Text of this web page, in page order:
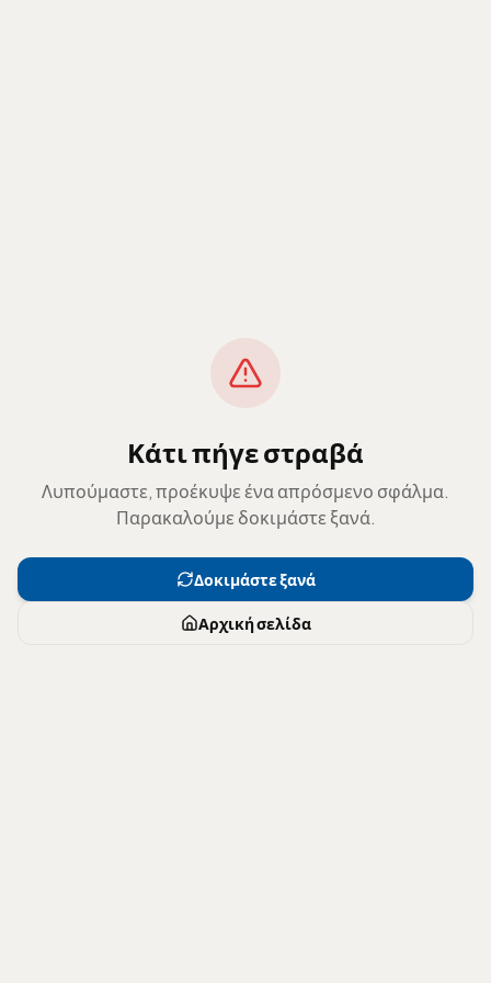
Κάτι πήγε στραβά
Λυπούμαστε, προέκυψε ένα απρόσμενο σφάλμα.
Παρακαλούμε δοκιμάστε ξανά.
Δοκιμάστε ξανά
Αρχική σελίδα